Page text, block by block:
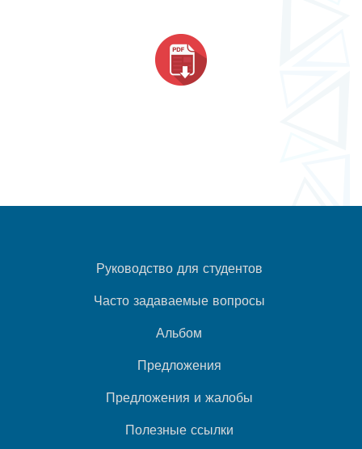
Руководство для студентов
Часто задаваемые вопросы
Альбом
Предложения
Предложения и жалобы
Полезные ссылки